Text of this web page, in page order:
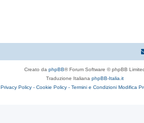
Creato da phpBB® Forum Software © phpBB
Traduzione Italiana phpBB-Italia.it
Privacy Policy - Cookie Policy - Termini e Condizioni Modifica